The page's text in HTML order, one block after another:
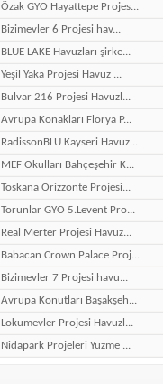
Özak GYO Hayattepe Projes...
Bizimevler 6 Projesi hav...
BLUE LAKE Havuzları şirke...
Yeşil Yaka Projesi Havuz ...
Bulvar 216 Projesi Havuzl...
Avrupa Konakları Florya P...
RadissonBLU Kayseri Havuz...
MEF Okulları Bahçeşehir K...
Toskana Orizzonte Projesi...
Torunlar GYO 5.Levent Pro...
Real Merter Projesi Havuz...
Babacan Crown Palace Proj...
Bizimevler 7 Projesi havu...
Avrupa Konutları Başakşeh...
Lokumevler Projesi Havuzl...
Nidapark Projeleri Yüzme ...